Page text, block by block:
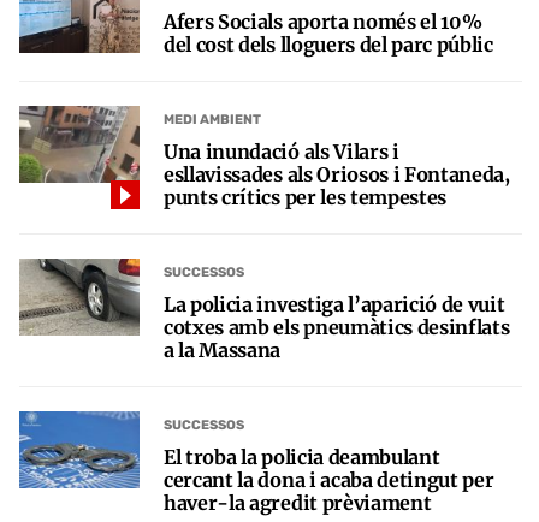
Afers Socials aporta només el 10%
del cost dels lloguers del parc públic
MEDI AMBIENT
Una inundació als Vilars i
esllavissades als Oriosos i Fontaneda,
punts crítics per les tempestes
SUCCESSOS
La policia investiga l’aparició de vuit
cotxes amb els pneumàtics desinflats
a la Massana
SUCCESSOS
El troba la policia deambulant
cercant la dona i acaba detingut per
haver-la agredit prèviament